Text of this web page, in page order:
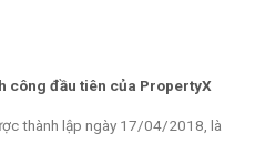
công đầu tiên của PropertyX
thành lập ngày 17/04/2018, là